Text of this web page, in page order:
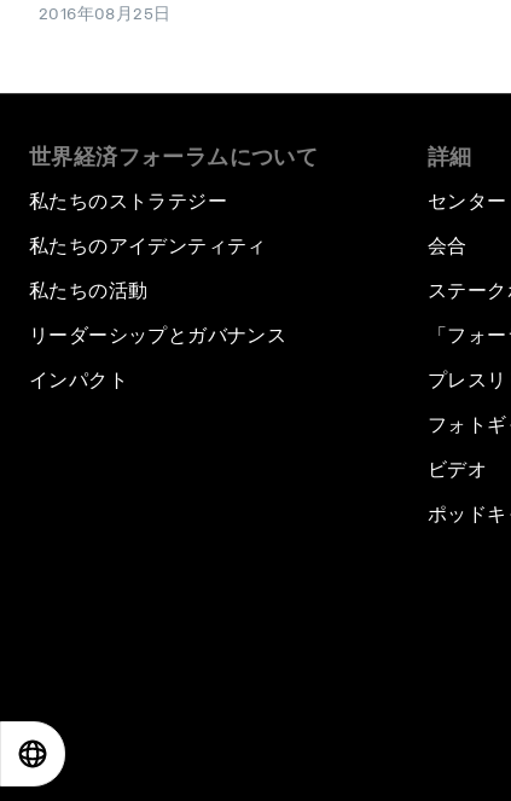
2016年08月25日
世界経済フォーラムについて
私たちのストラテジー
私たちのアイデンティティ
私たちの活動
リーダーシップとガバナンス
インパクト
詳細
センター
会合
ステー
「フォ
プレスリ
フォト
ビデオ
ポッドキ